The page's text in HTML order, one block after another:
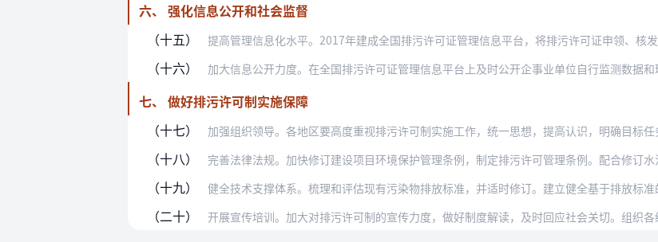
六、 强化信息公开和社会监督
（十五）
提高管理信息化水平。2017年建成全国排污许可证管理信息平台，将排污许可证申领、核发、监管执法等工作
（十六） 加大信息公开力度。在全国排污许可证管理信息平台上及时公开企事业单位自行监测数据和环境保护部门监管执法
七、 做好排污许可制实施保障
（十七）
加强组织领导。各地区要高度重视排污许可制实施工作，统一思想，提高认识，明确目标任务，制定实施计划，确
（十八） 完善法律法规。加快修订建设项目环境保护管理条例，制定排污许可管理条例。配合修订水污染防治法，研究建立
（十九） 健全技术支撑体系。梳理和评估现有污染物排放标准，并适时修订。建立健全基于排放标准的可行技术体系，推动
（二十） 开展宣传培训。加大对排污许可制的宣传力度，做好制度解读，及时回应社会关切。组织各级环境保护部门、企事